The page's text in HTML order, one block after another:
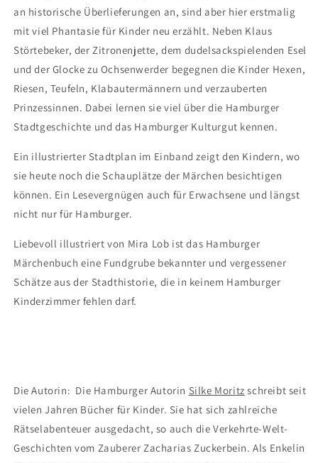
an historische Überlieferungen an, sind aber hier erstmalig
mit viel Phantasie für Kinder neu erzählt. Neben Klaus
Störtebeker, der Zitronenjette, dem dudelsackspielenden Esel
und der Glocke zu Ochsenwerder begegnen die Kinder Hexen,
Riesen, Teufeln, Klabautermännern und verzauberten
Prinzessinnen. Dabei lernen sie viel über die Hamburger
Stadtgeschichte und das Hamburger Kulturgut kennen.
Ein illustrierter Stadtplan im Einband zeigt den Kindern, wo
sie heute noch die Schauplätze der Märchen besichtigen
können. Ein Lesevergnügen auch für Erwachsene und längst
nicht nur für Hamburger.
Liebevoll illustriert von Mira Lob ist das Hamburger
Märchenbuch eine Fundgrube bekannter und vergessener
Schätze aus der Stadthistorie, die in keinem Hamburger
Kinderzimmer fehlen darf.
Die Autorin: Die Hamburger Autorin Silke Moritz schreibt seit
vielen Jahren Bücher für Kinder. Sie hat sich zahlreiche
Rätselabenteuer ausgedacht, so auch die Verkehrte-Welt-
Geschichten vom Zauberer Zacharias Zuckerbein. Als Enkelin